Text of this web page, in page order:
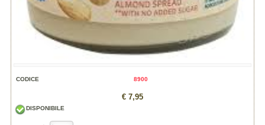
CODICE 8900
€ 7,95
DISPONIBILE